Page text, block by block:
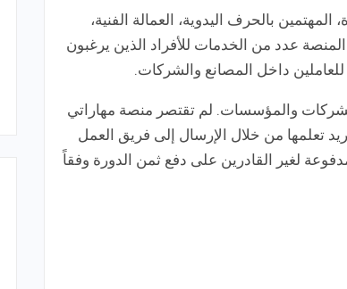
بالحرف اليدوية، العمالة الفنية،
عدد من الخدمات للأفراد الذين يرغبون
داخل المصانع والشركات.
والمؤسسات. لم تقتصر منصة مهاراتي
تعلمها من خلال الإرسال إلى فريق العمل
لغير القادرين على دفع ثمن الدورة وفقاً